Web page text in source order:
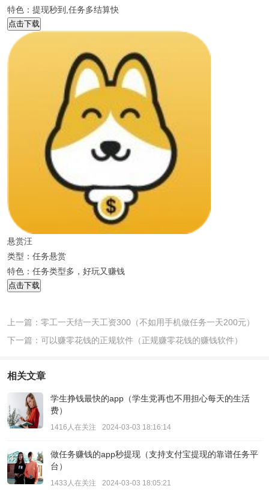
特色：提现秒到,任务多结算快
点击下载
悬赏汪
类型：任务悬赏
特色：任务类型多，好玩又赚钱
点击下载
上一篇：零工一天结一天工资300（不如用手机做任务一天200元）
下一篇：可以赚零花钱的正规软件（正规赚零花钱的赚钱软件）
相关文章
学生挣钱最快的app（学生党再也不用担心每天的生活
费）
1416人在关注 2024-03-03 18:16:14
做任务赚钱的app秒提现（支持支付宝提现的靠谱任务平
台）
1433人在关注 2024-03-03 18:05:21